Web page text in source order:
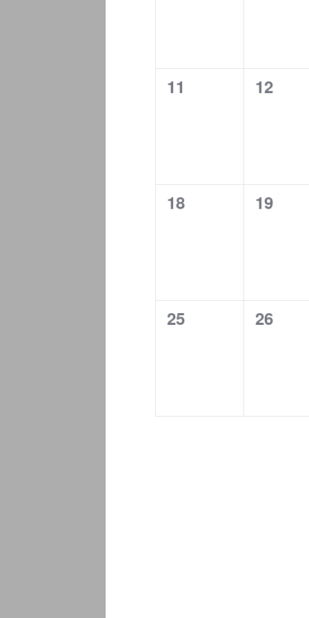
0
11
0
12
0
18
0
19
0
25
0
26